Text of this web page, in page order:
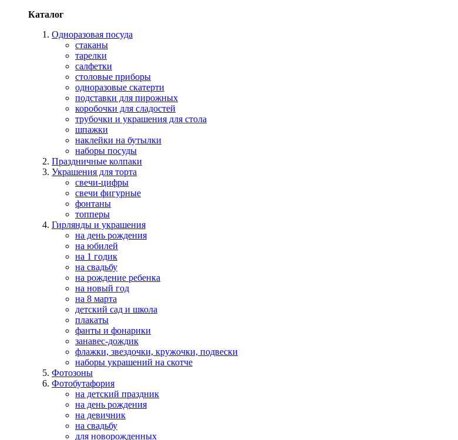
Каталог
Одноразовая посуда
стаканы
тарелки
салфетки
столовые приборы
одноразовые скатерти
подставки для пирожных
коробочки для сладостей
трубочки и украшения для стола
шпажки
наклейки на бутылки
наборы посуды
Праздничные колпаки
Украшения для торта
свечи-цифры
свечи фигурные
фонтаны
топперы
Гирлянды и украшения
на день рождения
на юбилей
на 1 годик
на свадьбу
на рождение ребенка
на новый год
на 8 марта
детский сад и школа
плакаты
фанты и фонарики
занавес-дождик
флажки, звездочки, кружочки, подвески
наборы украшений на скотче
Фотозоны
Фотобутафория
на детский праздник
на день рождения
на девичник
на свадьбу
для новорожденных